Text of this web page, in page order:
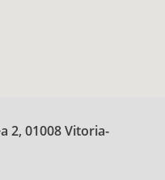
2, 01008 Vitoria-